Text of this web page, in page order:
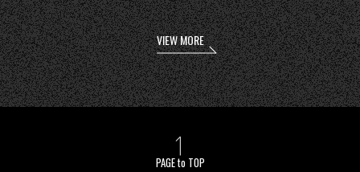
VIEW MORE
PAGE to TOP